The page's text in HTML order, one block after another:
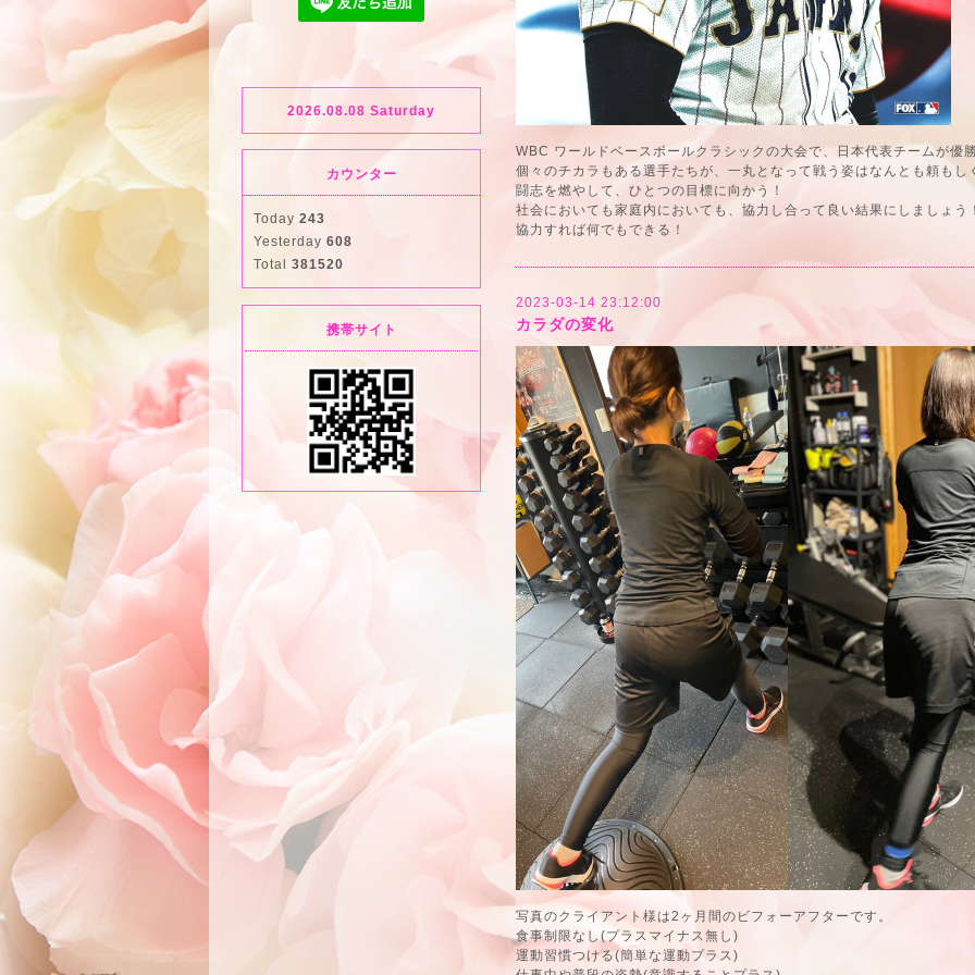
WBC ワールドベースボールクラシックの大会で、日本代表チームが優
個々のチカラもある選手たちが、一丸となって戦う姿はなんとも頼もし
闘志を燃やして、ひとつの目標に向かう！
社会においても家庭内においても、協力し合って良い結果にしましょう
協力すれば何でもできる！
2023-03-14 23:12:00
カラダの変化
写真のクライアント様は2ヶ月間のビフォーアフターです。
食事制限なし(プラスマイナス無し)
運動習慣つける(簡単な運動プラス)
2026.08.08 Saturday
カウンター
Today 243
Yesterday 608
Total 381520
携帯サイト